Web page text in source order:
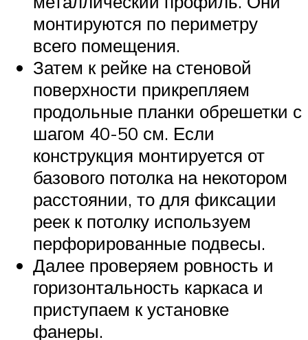
монтируются по периметру
всего помещения.
Затем к рейке на стеновой
поверхности прикрепляем
продольные планки обрешетки с
шагом 40-50 см. Если
конструкция монтируется от
базового потолка на некотором
расстоянии, то для фиксации
реек к потолку используем
перфорированные подвесы.
Далее проверяем ровность и
горизонтальность каркаса и
приступаем к установке
фанеры.